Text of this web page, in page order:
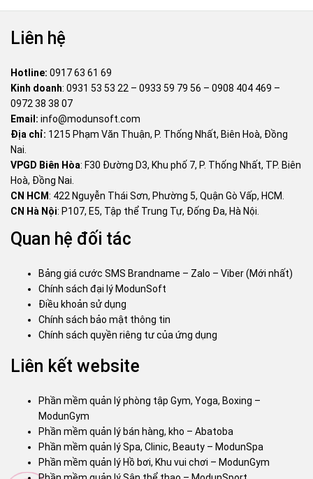
Liên hệ
Hotline: 0917 63 61 69
Kinh doanh: 0931 53 53 22 – 0933 59 79 56 – 0908 404 469 –
0972 38 38 07
Email: info@modunsoft.com
Địa chỉ: 1215 Phạm Văn Thuận, P. Thống Nhất, Biên Hoà, Đồng
Nai.
VPGD Biên Hòa: F30 Đường D3, Khu phố 7, P. Thống Nhất, TP. Biên
Hoà, Đồng Nai.
CN HCM: 422 Nguyễn Thái Sơn, Phường 5, Quận Gò Vấp, HCM.
CN Hà Nội: P107, E5, Tập thể Trung Tự, Đống Đa, Hà Nội.
Quan hệ đối tác
Bảng giá cước SMS Brandname – Zalo – Viber (Mới nhất)
Chính sách đại lý ModunSoft
Điều khoản sử dụng
Chính sách bảo mật thông tin
Chính sách quyền riêng tư của ứng dụng
Liên kết website
Phần mềm quản lý phòng tập Gym, Yoga, Boxing –
ModunGym
Phần mềm quản lý bán hàng, kho – Abatoba
Phần mềm quản lý Spa, Clinic, Beauty – ModunSpa
Phần mềm quản lý Hồ bơi, Khu vui chơi – ModunGym